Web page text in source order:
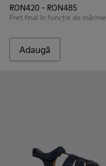
RON420 - RON485
Preț final în funcție de mărime
Adaugă